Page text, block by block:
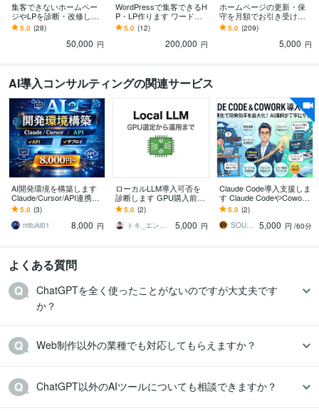
集客できないホームペー
ジやLPを診断・改修しま
す 高額な作り直しは不
要。今あるHPを集客でき
る形へリフォーム◎
5.0 (28)
50,000 円
WordPressで集客できるH
P・LP作ります ワードプ
レス制作｜自分で更新で
きてSEOに強い、公開後
5.0 (12)
200,000 円
ホームページの更新・保
守を月額でお引き受けし
ます 貴社のWeb担当に。
ホームページのかかりつ
け医が月額で伴走
5.0 (209)
5,000 円
AI導入コンサルティングの関連サービス
AI開発環境を構築します
Claude/Cursor/API連携ま
で完全セットアップ
5.0 (3)
mituki01
8,000 円
ローカルLLM導入可否を
診断します GPU購入前O
K｜PCと用途から現実的
に判断
5.0 (2)
トキ_エンジニア
5,000 円
Claude Code導入支援しま
す Claude CodeやCowork
の導入・活用をプロが支
援
5.0 (2)
SOU_15
5,000 円 /60分
よくある質問
ChatGPTを全く使ったことがないのですが大丈夫です
か？
Web制作以外の業種でも対応してもらえますか？
ChatGPT以外のAIツールについても相談できますか？